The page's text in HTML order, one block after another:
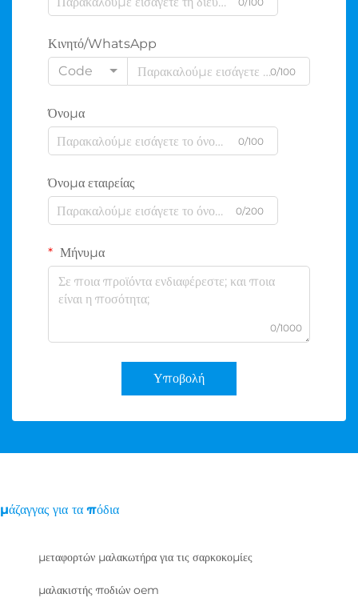
Κινητό/WhatsApp
Code
0/100
Όνομα
0/100
Όνομα εταιρείας
0/200
Μήνυμα
0/1000
Υποβολή
μάζαγγας για τα πόδια
μεταφορτών μαλακωτήρα για τις σαρκοκομίες
μαλακιστής ποδιών oem